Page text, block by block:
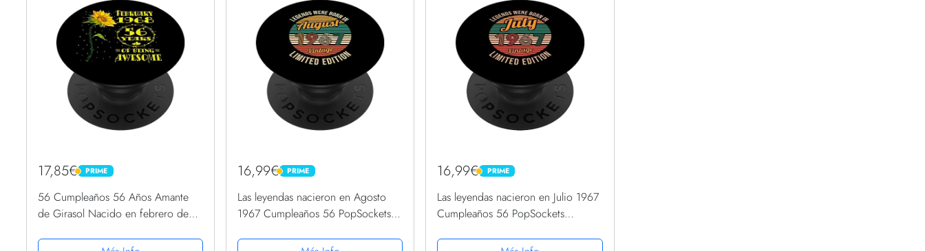
17,85€ PRIME
PRIME
56 Cumpleaños 56 Años Amante
de Girasol Nacido en febrero de
Intercambiable
16,99€ PRIME
PRIME
Las leyendas nacieron en Agosto
1967 Cumpleaños 56 PopSockets
16,99€ PRIME
PRIME
Las leyendas nacieron en Julio 1967
Cumpleaños 56 PopSockets